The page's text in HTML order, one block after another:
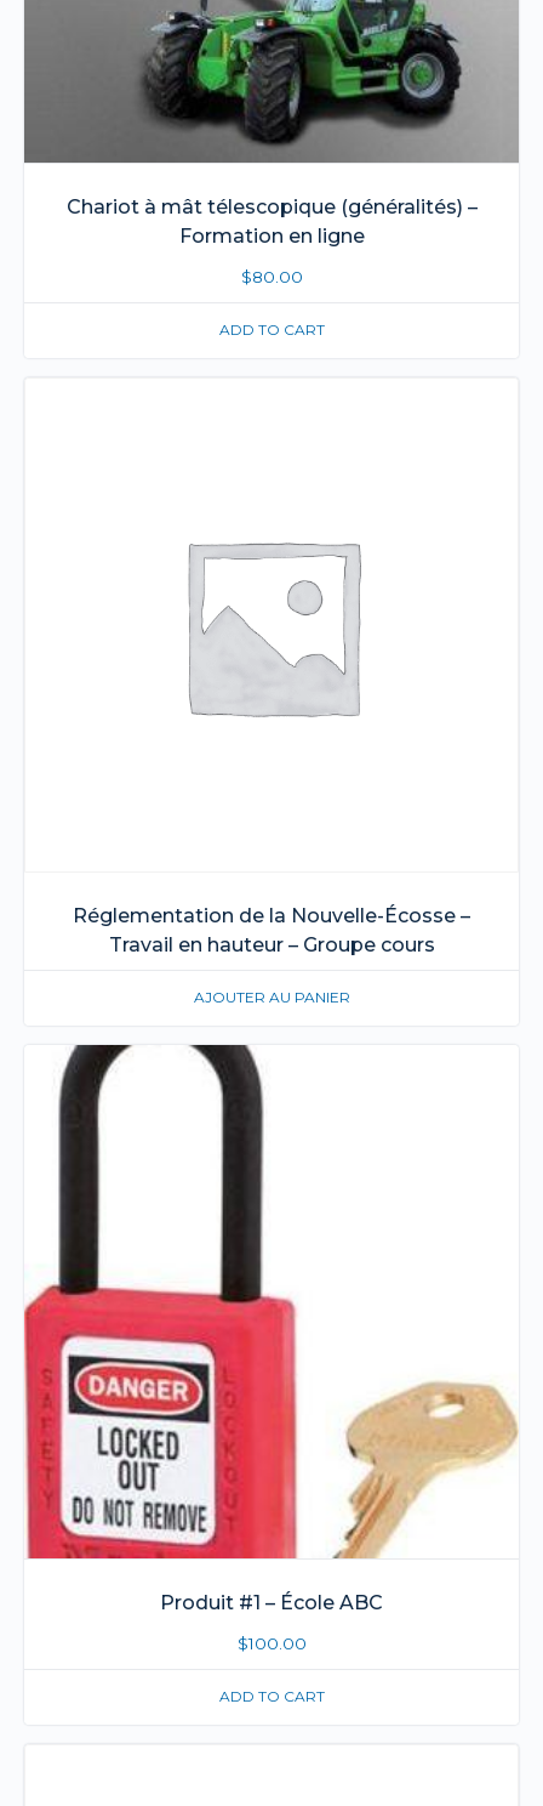
Chariot à mât télescopique (généralités) –
Formation en ligne
$80.00
ADD TO CART
Réglementation de la Nouvelle-Écosse –
Travail en hauteur – Groupe cours
AJOUTER AU PANIER
Produit #1 – École ABC
$100.00
ADD TO CART